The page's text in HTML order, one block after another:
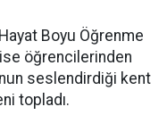
Boyu Öğrenme
öğrencilerinden
seslendirdiği kent
topladı.